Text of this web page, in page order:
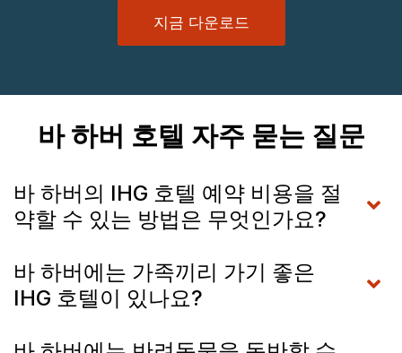
지금 다운로드
바 하버 호텔 자주 묻는 질문
바 하버의 IHG 호텔 예약 비용을 절
약할 수 있는 방법은 무엇인가요?
바 하버에는 가족끼리 가기 좋은
IHG 호텔이 있나요?